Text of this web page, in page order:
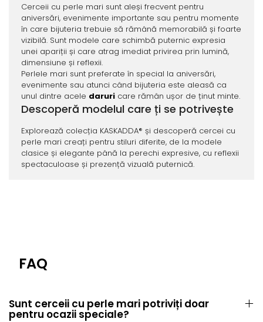
Cerceii cu perle mari sunt aleși frecvent pentru
aniversări, evenimente importante sau pentru momente
în care bijuteria trebuie să rămână memorabilă și foarte
vizibilă. Sunt modele care schimbă puternic expresia
unei apariții și care atrag imediat privirea prin lumină,
dimensiune și reflexii.
Perlele mari sunt preferate în special la aniversări,
evenimente sau atunci când bijuteria este aleasă ca
unul dintre acele daruricare rămân ușor de ținut minte.
Descoperă modelul care ți se potrivește
Explorează colecția KASKADDA® și descoperă cercei cu
perle mari creați pentru stiluri diferite, de la modele
clasice și elegante până la perechi expresive, cu reflexii
spectaculoase și prezență vizuală puternică.
FAQ
Sunt cerceii cu perle mari potriviți doar
pentru ocazii speciale?